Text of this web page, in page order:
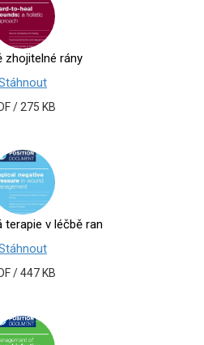
zhojitelné rány
/ 275 KB
terapie v léčbě ran
/ 447 KB